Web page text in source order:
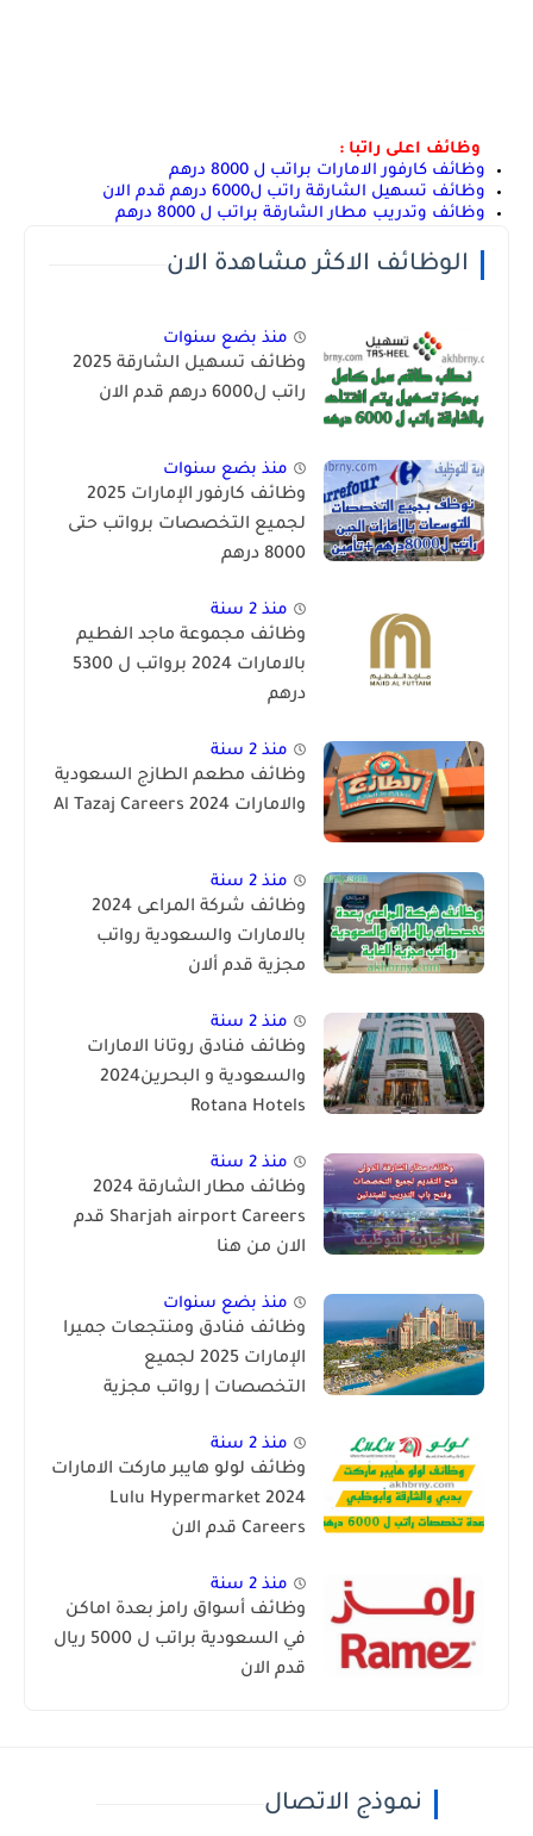
وظائف اعلى راتبا :
وظائف كارفور الامارات براتب ل 8000 درهم
وظائف تسهيل الشارقة راتب ل6000 درهم قدم الان
وظائف وتدريب مطار الشارقة براتب ل 8000 درهم
الوظائف الاكثر مشاهدة الان
منذ بضع سنوات
وظائف تسهيل الشارقة 2025
راتب ل6000 درهم قدم الان
منذ بضع سنوات
وظائف كارفور الإمارات 2025
لجميع التخصصات برواتب حتى
8000 درهم
منذ 2 سنة
وظائف مجموعة ماجد الفطيم
بالامارات 2024 برواتب ل 5300
درهم
منذ 2 سنة
وظائف مطعم الطازج السعودية
والامارات 2024 Al Tazaj Careers
منذ 2 سنة
وظائف شركة المراعى 2024
بالامارات والسعودية رواتب
مجزية قدم ألان
منذ 2 سنة
وظائف فنادق روتانا الامارات
والسعودية و البحرين2024
Rotana Hotels
منذ 2 سنة
وظائف مطار الشارقة 2024
Sharjah airport Careers قدم
الان من هنا
منذ بضع سنوات
وظائف فنادق ومنتجعات جميرا
الإمارات 2025 لجميع
التخصصات | رواتب مجزية
منذ 2 سنة
وظائف لولو هايبر ماركت الامارات
2024 Lulu Hypermarket
Careers قدم الان
منذ 2 سنة
وظائف أسواق رامز بعدة اماكن
في السعودية براتب ل 5000 ريال
قدم الان
نموذج الاتصال